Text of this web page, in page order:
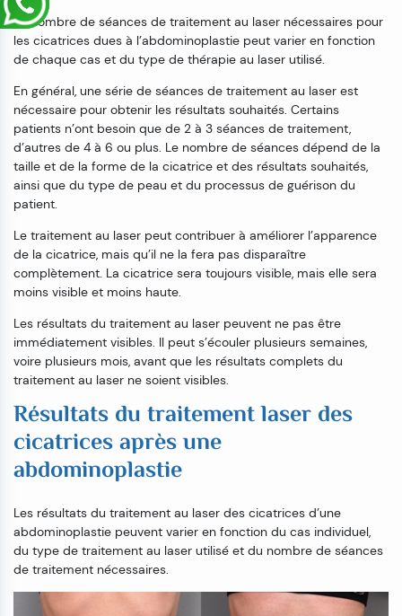
Le nombre de séances de traitement au laser nécessaires pour
les cicatrices dues à l’abdominoplastie peut varier en fonction
de chaque cas et du type de thérapie au laser utilisé.
En général, une série de séances de traitement au laser est
nécessaire pour obtenir les résultats souhaités. Certains
patients n’ont besoin que de 2 à 3 séances de traitement,
d’autres de 4 à 6 ou plus. Le nombre de séances dépend de la
taille et de la forme de la cicatrice et des résultats souhaités,
ainsi que du type de peau et du processus de guérison du
patient.
Le traitement au laser peut contribuer à améliorer l’apparence
de la cicatrice, mais qu’il ne la fera pas disparaître
complètement. La cicatrice sera toujours visible, mais elle sera
moins visible et moins haute.
Les résultats du traitement au laser peuvent ne pas être
immédiatement visibles. Il peut s’écouler plusieurs semaines,
voire plusieurs mois, avant que les résultats complets du
traitement au laser ne soient visibles.
Résultats du traitement laser des
cicatrices après une
abdominoplastie
Les résultats du traitement au laser des cicatrices d’une
abdominoplastie peuvent varier en fonction du cas individuel,
du type de traitement au laser utilisé et du nombre de séances
de traitement nécessaires.